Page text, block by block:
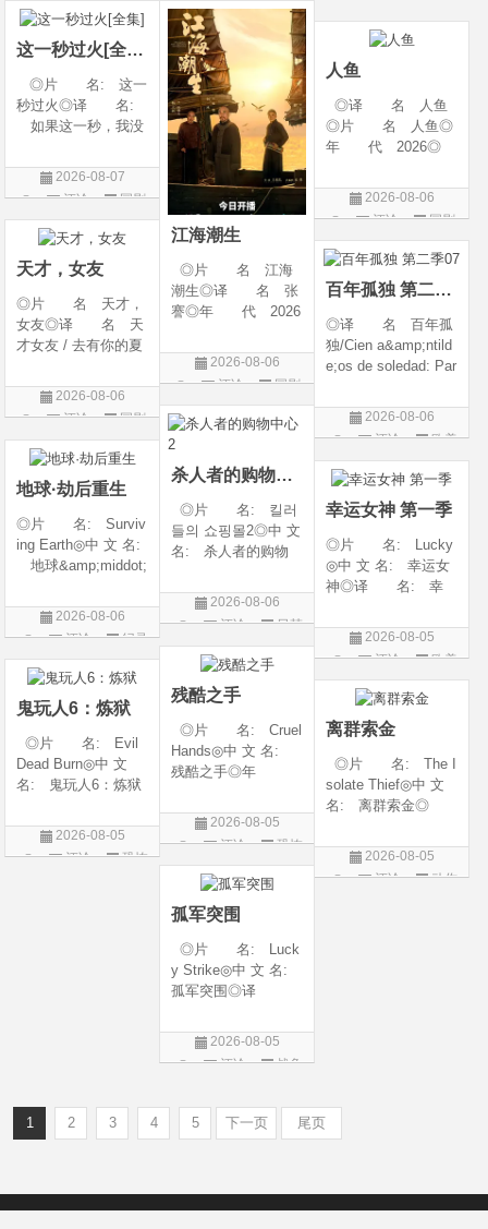
剧情◎语 言:
法语 /
汉语普通话◎上映
日期: 202
链接 https://movie.
douban.com/s
片
这一秒过火[全集]
◎片 名: 这一
秒过火◎译 名:
如果这一秒，我没
年 代: 2026◎
产 地: 中国大
情 / 爱情◎语 言:
汉语普通话◎上映
2026-08-07
评论
国剧
江海潮生
◎片 名 江海
潮生◎译 名 张
謇◎年 代 2026
陆◎类 别 传记
/ 历史 / 古装◎语
上映日期 2026-07-
20(中国大陆)◎
2026-08-06
评论
国剧
人鱼
◎译 名 人鱼
◎片 名 人鱼◎
年 代 2026◎
◎类 别 剧情 /
悬疑◎语 言 汉
期 2026-08-04(中国
大陆)◎IMDb链接 t
2026-08-06
评论
国剧
天才，女友
◎片 名 天才，
女友◎译 名 天
才女友 / 去有你的夏
年 代 2026◎
产 地 中国大陆
爱情◎语 言 汉
语普通话◎上映日期
2026-08-06
评论
国剧
百年孤独 第二季07
◎译 名 百年孤
独/Cien a&amp;ntild
e;os de soledad: Par
ears of Solitude/One
Hundred Years of So
寂/百年孤寂：第一
部(台)/百年孤
2026-08-06
评论
欧美
剧
杀人者的购物中心2
◎片 名: 킬러
들의 쇼핑몰2◎中 文
名: 杀人者的购物
A Shop for Killers S
2 / A Shop for Killers
代: 2026◎产
地: 韩国
2026-08-06
评论
日韩
剧
地球·劫后重生
◎片 名: Surviv
ing Earth◎中 文 名:
地球&amp;middot;
名: 幸存地球◎
年 代: 2026◎
类 别: 纪录片
◎语 言: 英语
◎上映
2026-08-06
评论
纪录
片
幸运女神 第一季
◎片 名: Lucky
◎中 文 名: 幸运女
神◎译 名: 幸
6◎产 地: 美国
◎类 别: 剧情 /
英语◎上映日期: 2
026-07-15(美国)
2026-08-05
评论
欧美
剧
残酷之手
◎片 名: Cruel
Hands◎中 文 名:
残酷之手◎年
地: 澳大利亚◎
类 别: 惊悚 / 恐
语◎上映日期: 202
6-07-24(澳大利亚)
2026-08-05
评论
恐怖
片
鬼玩人6：炼狱
◎片 名: Evil
Dead Burn◎中 文
名: 鬼玩人6：炼狱
焚场(台) / 鬼玩人6：
燃烧 / 鬼玩人崛起衍
2026-08-05
评论
恐怖
离群索金
◎片 名: The I
solate Thief◎中 文
名: 离群索金◎
产 地: 美国◎
类 别: 西部◎
2026-08-05
评论
动作
孤军突围
◎片 名: Luck
y Strike◎中 文 名:
孤军突围◎译
年 代: 2026◎
产 地: 美国◎
英语◎上映日
2026-08-05
评论
战争
1 2 3 4 5 下一页 尾页